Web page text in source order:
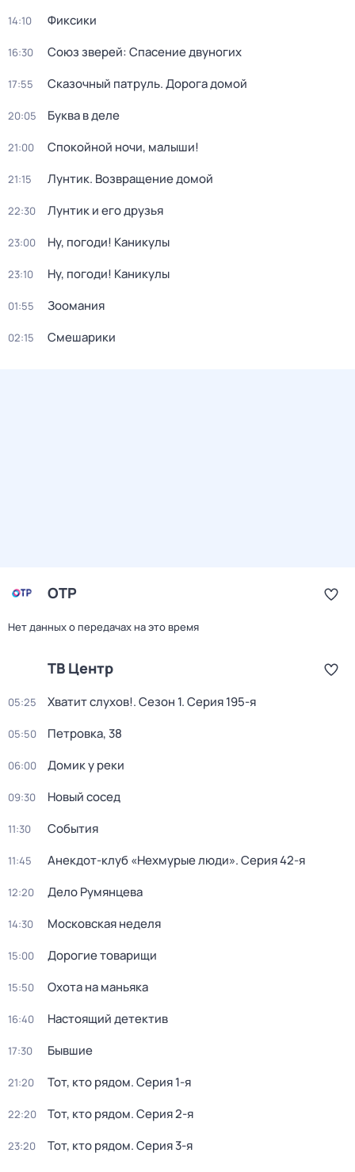
14:10 Фиксики
16:30 Союз зверей: Спасение двуногих
17:55 Сказочный патруль. Дорога домой
20:05 Буква в деле
21:00 Спокойной ночи, малыши!
21:15 Лунтик. Возвращение домой
22:30 Лунтик и его друзья
23:00 Ну, погоди! Каникулы
23:10 Ну, погоди! Каникулы
01:55 Зоомания
02:15 Смешарики
ОТР
Нет данных о передачах на это время
ТВ Центр
05:25 Хватит слухов!. Сезон 1. Серия 195-я
05:50 Петровка, 38
06:00 Домик у реки
09:30 Новый сосед
11:30 События
11:45 Анекдот-клуб «Нехмурые люди». Серия 42-я
12:20 Дело Румянцева
14:30 Московская неделя
15:00 Дорогие товарищи
15:50 Охота на маньяка
16:40 Настоящий детектив
17:30 Бывшие
21:20 Тот, кто рядом. Серия 1-я
22:20 Тот, кто рядом. Серия 2-я
23:20 Тот, кто рядом. Серия 3-я